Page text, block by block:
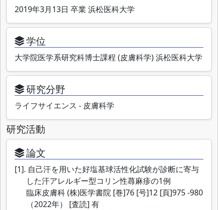
2019年3月13日 卒業 浜松医科大学
学位
大学院医学系研究科博士課程 (皮膚科学) 浜松医科大学
研究分野
ライフサイエンス - 皮膚科学
研究活動
論文
[1]. 自己汗を用いた好塩基球活性化試験が診断に寄与
した汗アレルギー型コリン性蕁麻疹の1例
臨床皮膚科 (株)医学書院 [巻]76 [号]12 [頁]975 -980
（2022年） [査読] 有